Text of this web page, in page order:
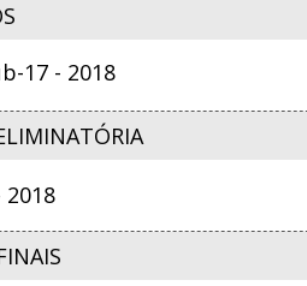
17 - 2018